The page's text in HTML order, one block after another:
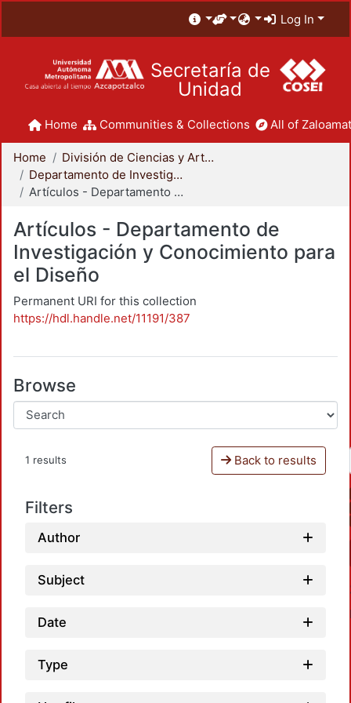
Log In
Secretaría de
Unidad
Home Communities & Collections All of
Home
División de Ciencias y Artes para el Diseño
Departamento de Investigación y Conocimiento para el Diseño
Artículos - Departamento de Investigación y Conocimiento para el Diseño
Artículos - Departamento de
Investigación y Conocimiento para
el Diseño
Permanent URI for this collection
https://hdl.handle.net/11191/387
Browse
1 results Back to results
Filters
Author
Subject
Date
Type